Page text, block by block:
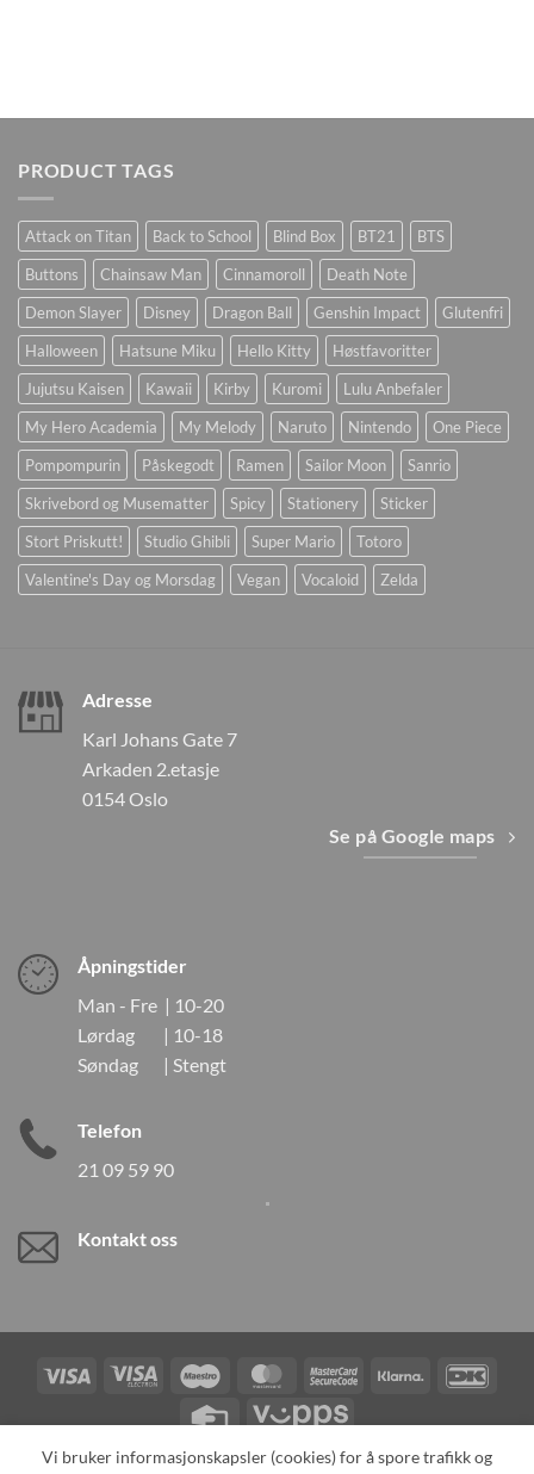
PRODUCT TAGS
Attack on Titan Back to School Blind Box BT21
BTS
Buttons
Chainsaw Man Cinnamoroll
Death Note
Demon Slayer
Disney Dragon Ball Genshin Impact
Glutenfri
Halloween
Hatsune Miku Hello Kitty
Høstfavoritter
Jujutsu Kaisen
Kawaii Kirby Kuromi
Lulu Anbefaler
My Hero Academia
My Melody Naruto Nintendo
One Piece
Pompompurin
Påskegodt Ramen Sailor Moon
Sanrio
Skrivebord og Musematter
Spicy Stationery
Sticker
Stort Priskutt!
Studio Ghibli Super Mario
Totoro
Valentine's Day og Morsdag
Vegan Vocaloid Zelda
Adresse
Karl Johans Gate 7
Arkaden 2.etasje
0154 Oslo
Se på Google maps
Åpningstider
Man - Fre | 10-20
Lørdag | 10-18
Søndag | Stengt
Telefon
21 09 59 90
Kontakt oss
Visa
Visa
Electron
Maestro MasterCardMasterCardKlarna
Credit
Vipps
Vi bruker informasjonskapsler (cookies) for å spore trafikk og